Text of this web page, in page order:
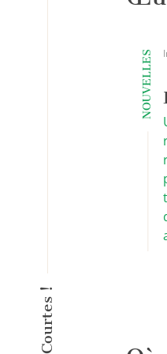
NOUVELLES